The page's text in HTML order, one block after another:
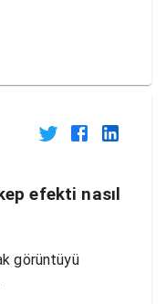
efekti nasıl
görüntüyü